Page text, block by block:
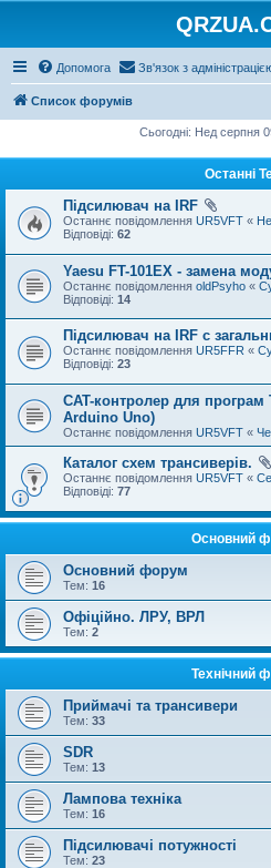
Допомога Зв'язок з
Список форумів
Сьогодні: Нед серпня
Останні
Підсилювач на IRF
Останнє повідомлення UR5VFT «
Відповіді: 62
Yaesu FT-101EX - замена
Останнє повідомлення oldPsyho «
Відповіді: 14
Підсилювач на IRF с
Останнє повідомлення UR5FFR «
Відповіді: 23
CAT-контролер для програм
Arduino Uno)
Останнє повідомлення UR5VFT «
Каталог схем трансиверів.
Останнє повідомлення UR5VFT «
Відповіді: 77
Основний
Основний форум
Тем: 16
Офіційно. ЛРУ, ВРЛ
Тем: 2
Технічний
Приймачі та трансивери
Тем: 33
SDR
Тем: 13
Лампова техніка
Тем: 16
Підсилювачі потужності
Тем: 23